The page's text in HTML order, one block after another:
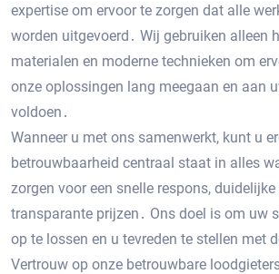
expertise om ervoor te zorgen dat alle
worden uitgevoerd․ Wij gebruiken alleen
materialen en moderne technieken om
onze oplossingen lang meegaan en aan
voldoen․
Wanneer u met ons samenwerkt, kunt u
betrouwbaarheid centraal staat in alles
zorgen voor een snelle respons,
transparante prijzen․ Ons doel is om uw
op te lossen en u tevreden te stellen met
Vertrouw op onze betrouwbare